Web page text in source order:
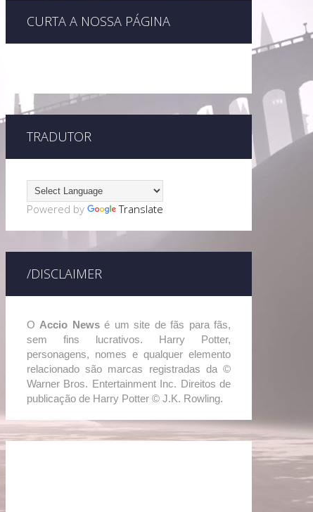
CURTA A NOSSA PÁGINA
TRADUTOR
Powered by Translate
/DISCLAIMER
O Accio Newsé um site de fãs para fãs,
sem fins lucrativos. Harry Potter,
personagens, nomes e qualquer elemento
relacionado são marcas registradas da ©
Warner Bros. Entertainment Inc. Direitos de
publicação de Harry Potter © J.K. Rowling.